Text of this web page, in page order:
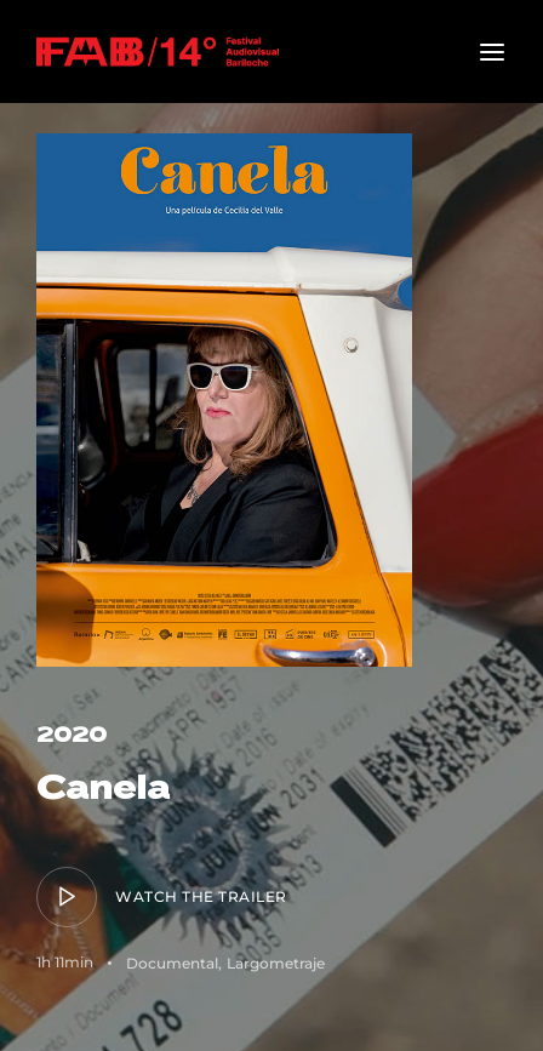
2020
Canela
WATCH THE TRAILER
1h 11min Documental Largometraje
Press Enter / Return to begin your search or hit
Username or Email Address
Password
SIGN IN
Remember Me
Lost Your Password?